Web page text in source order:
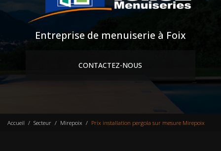
Entreprise de menuiserie à Foix
CONTACTEZ-NOUS
Accueil Secteur Mirepoix Prix installation pergola sur mesure Mirepoix